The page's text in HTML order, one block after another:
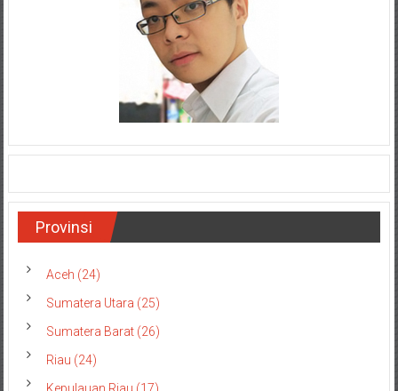
Provinsi
Aceh (24)
Sumatera Utara (25)
Sumatera Barat (26)
Riau (24)